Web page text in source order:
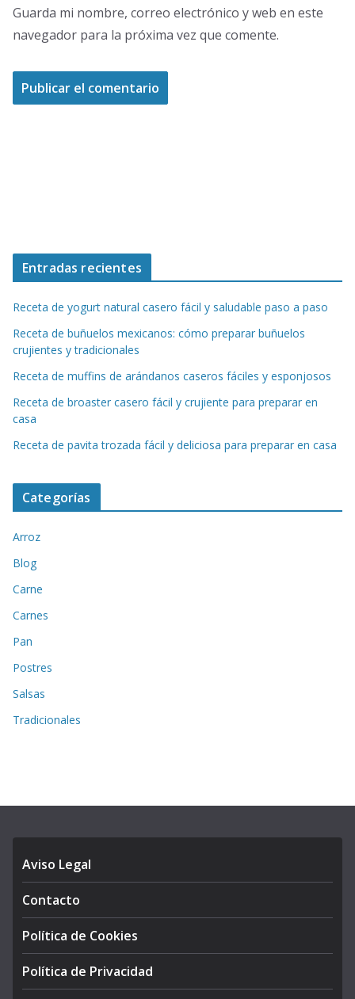
Guarda mi nombre, correo electrónico y web en este
navegador para la próxima vez que comente.
Entradas recientes
Receta de yogurt natural casero fácil y saludable paso a paso
Receta de buñuelos mexicanos: cómo preparar buñuelos
crujientes y tradicionales
Receta de muffins de arándanos caseros fáciles y esponjosos
Receta de broaster casero fácil y crujiente para preparar en
casa
Receta de pavita trozada fácil y deliciosa para preparar en casa
Categorías
Arroz
Blog
Carne
Carnes
Pan
Postres
Salsas
Tradicionales
Aviso Legal
Contacto
Política de Cookies
Política de Privacidad